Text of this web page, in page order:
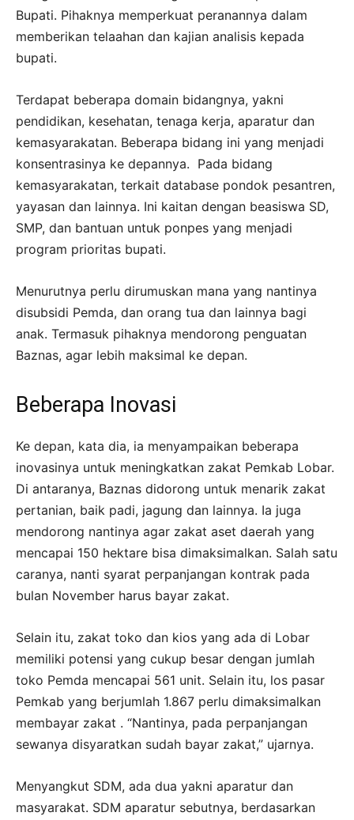
Bupati. Pihaknya memperkuat peranannya dalam
memberikan telaahan dan kajian analisis kepada
bupati.
Terdapat beberapa domain bidangnya, yakni
pendidikan, kesehatan, tenaga kerja, aparatur dan
kemasyarakatan. Beberapa bidang ini yang menjadi
konsentrasinya ke depannya. Pada bidang
kemasyarakatan, terkait database pondok pesantren,
yayasan dan lainnya. Ini kaitan dengan beasiswa SD,
SMP, dan bantuan untuk ponpes yang menjadi
program prioritas bupati.
Menurutnya perlu dirumuskan mana yang nantinya
disubsidi Pemda, dan orang tua dan lainnya bagi
anak. Termasuk pihaknya mendorong penguatan
Baznas, agar lebih maksimal ke depan.
Beberapa Inovasi
Ke depan, kata dia, ia menyampaikan beberapa
inovasinya untuk meningkatkan zakat Pemkab Lobar.
Di antaranya, Baznas didorong untuk menarik zakat
pertanian, baik padi, jagung dan lainnya. Ia juga
mendorong nantinya agar zakat aset daerah yang
mencapai 150 hektare bisa dimaksimalkan. Salah satu
caranya, nanti syarat perpanjangan kontrak pada
bulan November harus bayar zakat.
Selain itu, zakat toko dan kios yang ada di Lobar
memiliki potensi yang cukup besar dengan jumlah
toko Pemda mencapai 561 unit. Selain itu, los pasar
Pemkab yang berjumlah 1.867 perlu dimaksimalkan
membayar zakat . “Nantinya, pada perpanjangan
sewanya disyaratkan sudah bayar zakat,” ujarnya.
Menyangkut SDM, ada dua yakni aparatur dan
masyarakat. SDM aparatur sebutnya, berdasarkan